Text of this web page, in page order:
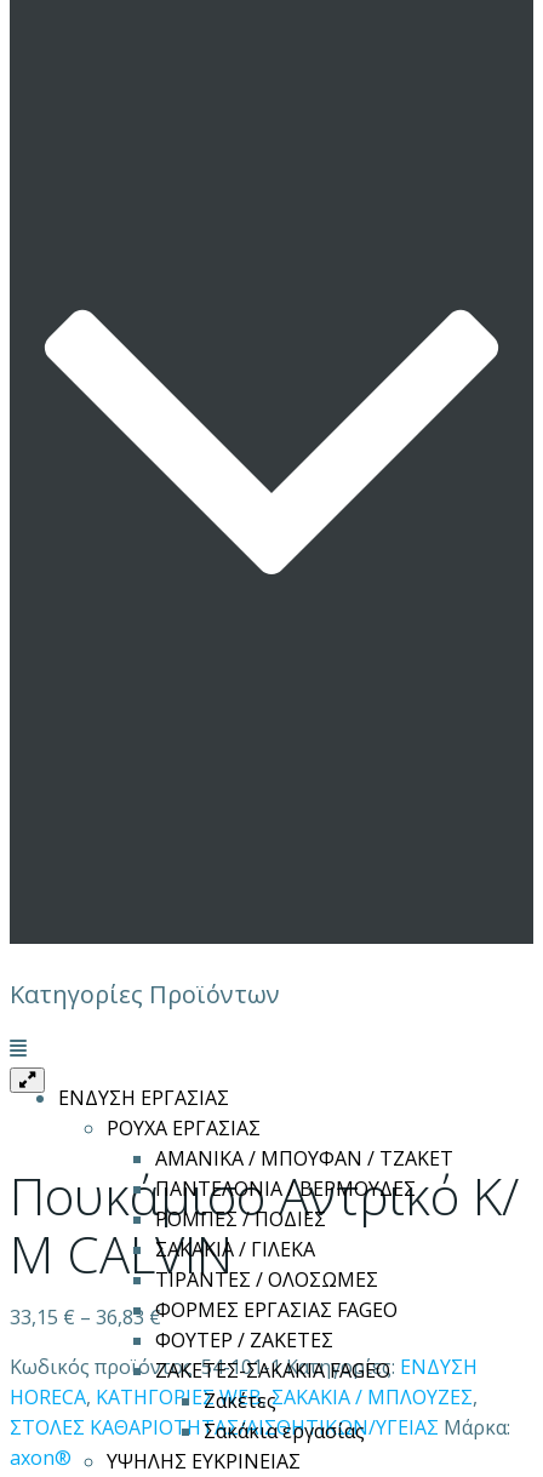
Κατηγορίες Προϊόντων
Μενού
ΕΝΔΥΣΗ ΕΡΓΑΣΙΑΣ
ΡΟΥΧΑ ΕΡΓΑΣΙΑΣ
ΑΜΑΝΙΚΑ / ΜΠΟΥΦΑΝ / ΤΖΑΚΕΤ
ΠΑΝΤΕΛΟΝΙΑ / ΒΕΡΜΟΥΔΕΣ
ΡΟΜΠΕΣ / ΠΟΔΙΕΣ
ΣΑΚΑΚΙΑ / ΓΙΛΕΚΑ
ΤΙΡΑΝΤΕΣ / ΟΛΟΣΩΜΕΣ
ΦΟΡΜΕΣ ΕΡΓΑΣΙΑΣ FAGEO
ΦΟΥΤΕΡ / ΖΑΚΕΤΕΣ
ΖΑΚΕΤΕΣ-ΣΑΚΑΚΙΑ FAGEO
Ζακέτες
Σακάκια εργασίας
ΥΨΗΛΗΣ ΕΥΚΡΙΝΕΙΑΣ
Πουκάμισο Αντρικό Κ/
Μ CALVIN
33,15 € – 36,83 €
Κωδικός προϊόντος:54-101-1Κατηγορίες: ΕΝΔΥΣΗ
HORECA, ΚΑΤΗΓΟΡΙΕΣ WEB,ΣΑΚΑΚΙΑ / ΜΠΛΟΥΖΕΣ,
ΣΤΟΛΕΣ ΚΑΘΑΡΙΟΤΗΤΑΣ/ΑΙΣΘΗΤΙΚΩΝ/ΥΓΕΙΑΣ Μάρκα:
axon®